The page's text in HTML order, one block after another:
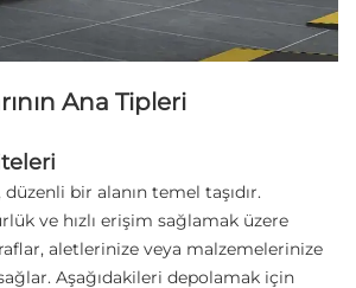
Ana Tipleri
bir alanın temel taşıdır.
ve hızlı erişim sağlamak üzere
aletlerinize veya malzemelerinize
Aşağıdakileri depolamak için